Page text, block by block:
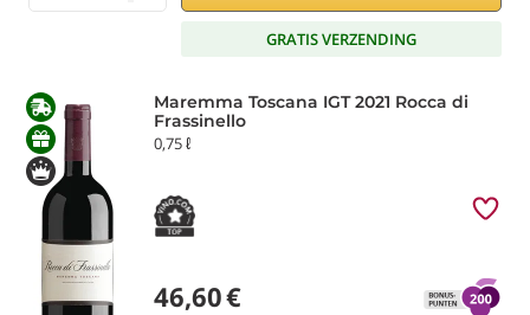
GRATIS VERZENDING
Maremma Toscana IGT 2021 Rocca di
Frassinello
0,75 ℓ
46,60€